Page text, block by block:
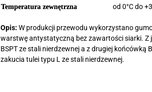
Temperatura zewnętrzna od 0°C do
Opis: W produkcji przewodu wykorzystano
warstwę antystatyczną bez zawartości siarki.
BSPT ze stali nierdzewnej a z drugiej
zakucia tulei typu L ze stali nierdzewnej.